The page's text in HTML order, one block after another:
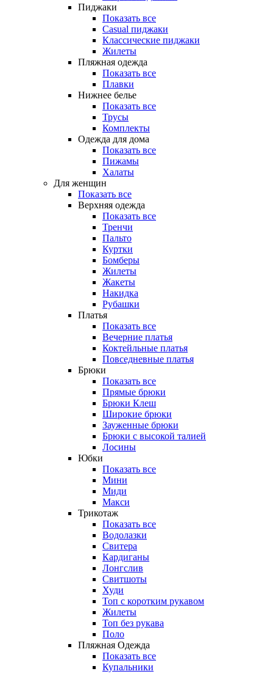
Пиджаки
Показать все
Casual пиджаки
Классические пиджаки
Жилеты
Пляжная одежда
Показать все
Плавки
Нижнее белье
Показать все
Трусы
Комплекты
Одежда для дома
Показать все
Пижамы
Халаты
Для женщин
Показать все
Верхняя одежда
Показать все
Тренчи
Пальто
Куртки
Бомберы
Жилеты
Жакеты
Накидка
Рубашки
Платья
Показать все
Вечерние платья
Коктейльные платья
Повседневные платья
Брюки
Показать все
Прямые брюки
Брюки Клеш
Широкие брюки
Зауженные брюки
Брюки с высокой талией
Лосины
Юбки
Показать все
Мини
Миди
Макси
Трикотаж
Показать все
Водолазки
Свитера
Кардиганы
Лонгслив
Свитшоты
Худи
Топ с коротким рукавом
Жилеты
Топ без рукава
Поло
Пляжная Одежда
Показать все
Купальники